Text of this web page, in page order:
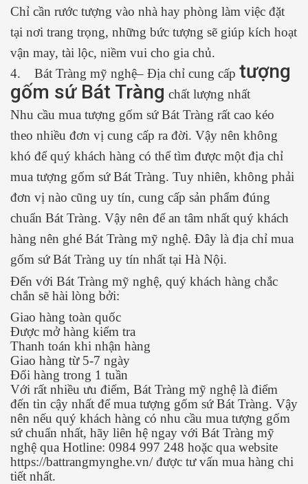
Chỉ cần rước tượng vào nhà hay phòng làm việc đặt
tại nơi trang trọng, những bức tượng sẽ giúp kích hoạt
vận may, tài lộc, niềm vui cho gia chủ.
4. Bát Tràng mỹ nghệ– Địa chỉ cung cấp tượng
gốm sứ Bát Tràng chất lượng nhất
Nhu cầu mua tượng gốm sứ Bát Tràng rất cao kéo
theo nhiều đơn vị cung cấp ra đời. Vậy nên không
khó để quý khách hàng có thể tìm được một địa chỉ
mua tượng gốm sứ Bát Tràng. Tuy nhiên, không phải
đơn vị nào cũng uy tín, cung cấp sản phẩm đúng
chuẩn Bát Tràng. Vậy nên để an tâm nhất quý khách
hàng nên ghé Bát Tràng mỹ nghệ. Đây là địa chỉ mua
gốm sứ Bát Tràng uy tín nhất tại Hà Nội.
Đến với Bát Tràng mỹ nghệ, quý khách hàng chắc
chắn sẽ hài lòng bởi:
Giao hàng toàn quốc
Được mở hàng kiểm tra
Thanh toán khi nhận hàng
Giao hàng từ 5-7 ngày
Đổi hàng trong 1 tuần
Với rất nhiều ưu điểm, Bát Tràng mỹ nghệ là điểm
đến tin cậy nhất để mua tượng gốm sứ Bát Tràng. Vậy
nên nếu quý khách hàng có nhu cầu mua tượng gốm
sứ chuẩn nhất, hãy liên hệ ngay với Bát Tràng mỹ
nghệ qua Hotline: 0984 997 248 hoặc qua website
https://battrangmynghe.vn/ được tư vấn mua hàng chi
tiết nhất.